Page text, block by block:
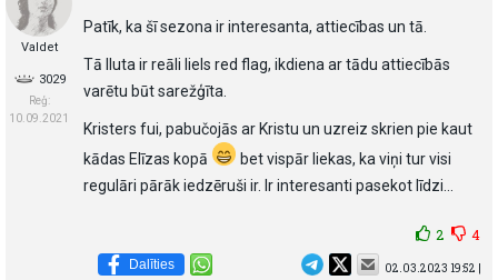
Valdet
3029
Reģ:
10.09.2021
Patīk, ka šī sezona ir interesanta, attiecības un tā.
Tā Iluta ir reāli liels red flag, ikdiena ar tādu attiecībās
varētu būt sarežģīta.
Kristers fui, pabučojās ar Kristu un uzreiz skrien pie kaut
kādas Elīzas kopā
bet vispār liekas, ka viņi tur visi
regulāri pārāk iedzēruši ir. Ir interesanti pasekot līdzi…
2 4
Dalīties 02.03.2023 19:52 |